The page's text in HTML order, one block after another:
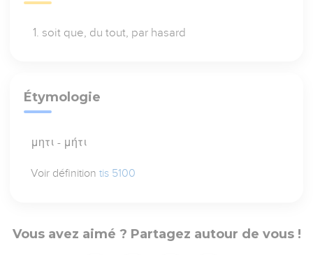
soit que, du tout, par hasard
Étymologie
μητι - μήτι
Voir définitiontis 5100
Vous avez aimé ? Partagez autour de vous !